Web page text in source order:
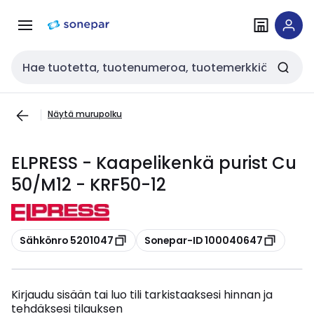
navigointiinsisältöön
Haku
Näytä murupolku
ELPRESS - Kaapelikenkä purist Cu
50/M12 - KRF50-12
Kopioi
Sähkönro 5201047 Kopioi
Sonepar-ID 100040647
Kirjaudu sisään tai luo tili tarkistaaksesi hinnan ja
tehdäksesi tilauksen